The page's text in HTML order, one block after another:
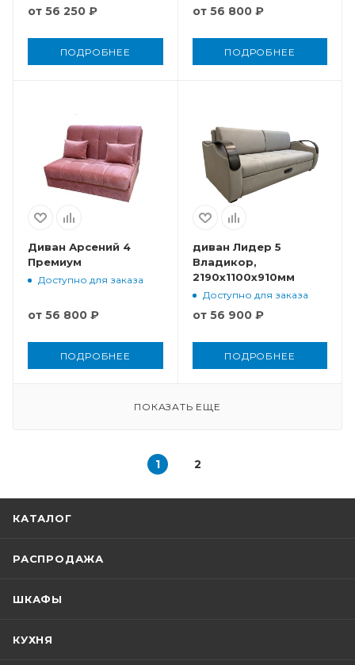
от 56 250 ₽
ПОДРОБНЕЕ
от 56 800 ₽
ПОДРОБНЕЕ
Диван Арсений 4
Премиум
Доступно для заказа
от 56 800 ₽
ПОДРОБНЕЕ
диван Лидер 5
Владикор,
2190x1100x910мм
Доступно для заказа
от 56 900 ₽
ПОДРОБНЕЕ
ПОКАЗАТЬ ЕЩЕ
1 2
КАТАЛОГ
РАСПРОДАЖА
ШКАФЫ
КУХНЯ